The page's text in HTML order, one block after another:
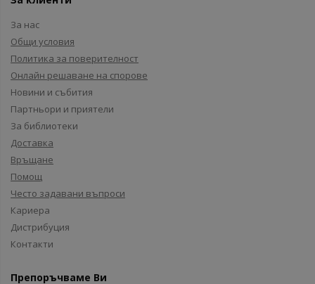
За нас
Общи условия
Политика за поверителност
Онлайн решаване на спорове
Новини и събития
Партньори и приятели
За библиотеки
Доставка
Връщане
Помощ
Често задавани въпроси
Кариера
Дистрибуция
Контакти
Препоръчваме Ви